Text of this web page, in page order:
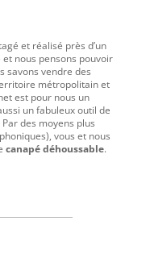
et réalisé près d’un
nous pensons pouvoir
savons vendre des
métropolitain et
est pour nous un
un fabuleux outil de
des moyens plus
vous et nous
canapé déhoussable.